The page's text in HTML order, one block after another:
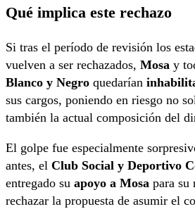
Qué implica este rechazo
Si tras el período de revisión los
vuelven a ser rechazados, Mosa y
Blanco y Negro quedarían
sus cargos, poniendo en riesgo no
también la actual composición del
El golpe fue especialmente
antes, el Club Social y Deportivo
entregado su apoyo a Mosa para su
rechazar la propuesta de asumir el